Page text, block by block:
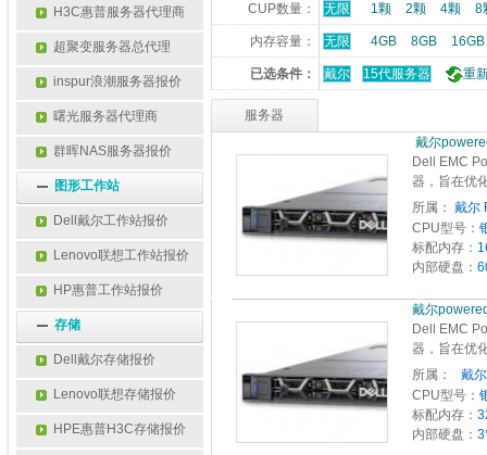
H3C惠普服务器代理商
超聚变服务器总代理
inspur浪潮服务器报价
曙光服务器代理商
群晖NAS服务器报价
图形工作站
Dell戴尔工作站报价
Lenovo联想工作站报价
HP惠普工作站报价
存储
Dell戴尔存储报价
Lenovo联想存储报价
HPE惠普H3C存储报价
CUP数量： 无限 1颗 2颗 4颗 8
内存容量： 无限 4GB 8GB 16GB
已选条件： 戴尔 15代服务器 重
服务器
 戴尔
Dell EMC
器，旨在优
所属： 戴
CPU型号：
标配内存：
内部硬盘：
戴尔
Dell EMC
器，旨在优
所属：

CPU型号：
标配内存：
内部硬盘：